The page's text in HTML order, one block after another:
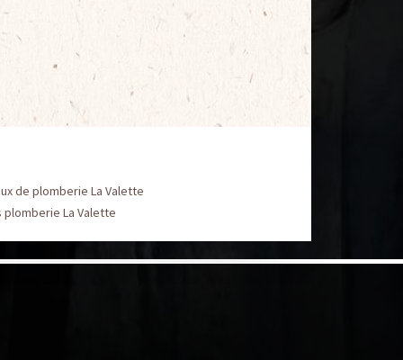
de plomberie La Valette
plomberie La Valette